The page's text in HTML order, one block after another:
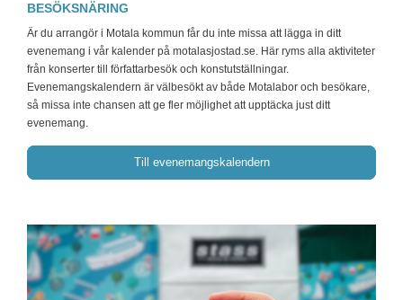
BESÖKSNÄRING
Är du arrangör i Motala kommun får du inte missa att lägga in ditt
evenemang i vår kalender på motalasjostad.se. Här ryms alla aktiviteter
från konserter till författarbesök och konstutställningar.
Evenemangskalendern är välbesökt av både Motalabor och besökare,
så missa inte chansen att ge fler möjlighet att upptäcka just ditt
evenemang.
Till evenemangskalendern